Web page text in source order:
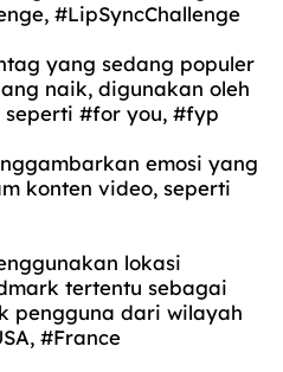
#LipSyncChallenge
yang sedang populer
naik, digunakan oleh
#for you, #fyp
emosi yang
konten video, seperti
lokasi
tertentu sebagai
pengguna dari wilayah
#France